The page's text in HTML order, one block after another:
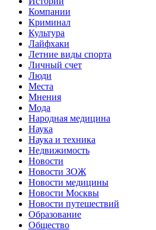
Компании
Криминал
Культура
Лайфхаки
Летние виды спорта
Личный счет
Люди
Места
Мнения
Мода
Народная медицина
Наука
Наука и техника
Недвижимость
Новости
Новости ЗОЖ
Новости медицины
Новости Москвы
Новости путешествий
Образование
Общество